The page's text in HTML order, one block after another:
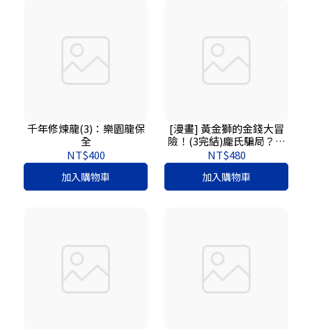
千年修煉龍(3)：樂園龍保
全
NT$400
加入購物車
[漫畫] 黃金獅的金錢大冒
險！(3完結)龐氏騙局？我
才不上當：我在異世界的
錢錢升級任務，成為真正
有錢人的最終試煉【守財
力+花錢力Lv UP】（附★
NT$480
加入購物車